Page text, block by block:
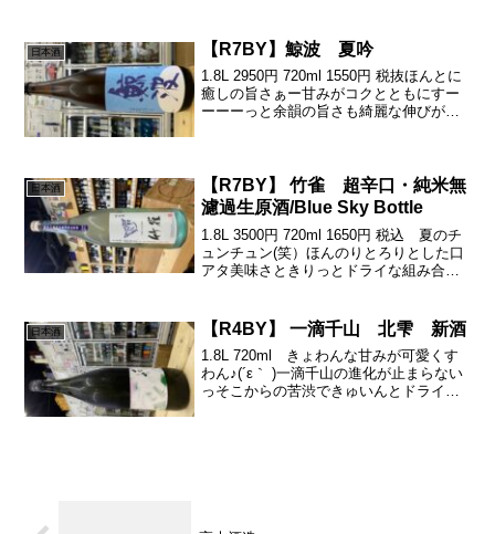
仕込みにより蔵に生きる乳酸菌・酵母を
育て醸した...
日本酒 【R7BY】鯨波 夏吟
1.8L 2950円 720ml 1550円 税抜ほんとに
癒しの旨さぁー甘みがコクとともにすー
ーーーっと余韻の旨さも綺麗な伸びがス
日本酒
【R7BY】 竹雀 超辛口・純米無
濾過生原酒/Blue Sky Bottle
1.8L 3500円 720ml 1650円 税込 夏のチ
ュンチュン(笑）ほんのりとろりとした口
アタ美味さときりっとドライな組み合わ
もそそらえる1本超辛口といってもいろ...
日本酒 【R4BY】 一滴千山 北雫 新酒
1.8L 720ml きょわんな甘みが可愛くす
わん♪(´ε｀ )一滴千山の進化が止まらない
っそこからの苦渋できゅいんとドライに